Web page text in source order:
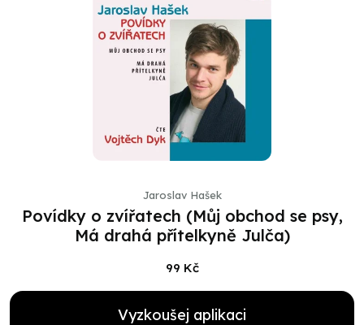
Jaroslav Hašek
Povídky o zvířatech (Můj obchod se psy,
Má drahá přítelkyně Julča)
99 Kč
Vyzkoušej aplikaci